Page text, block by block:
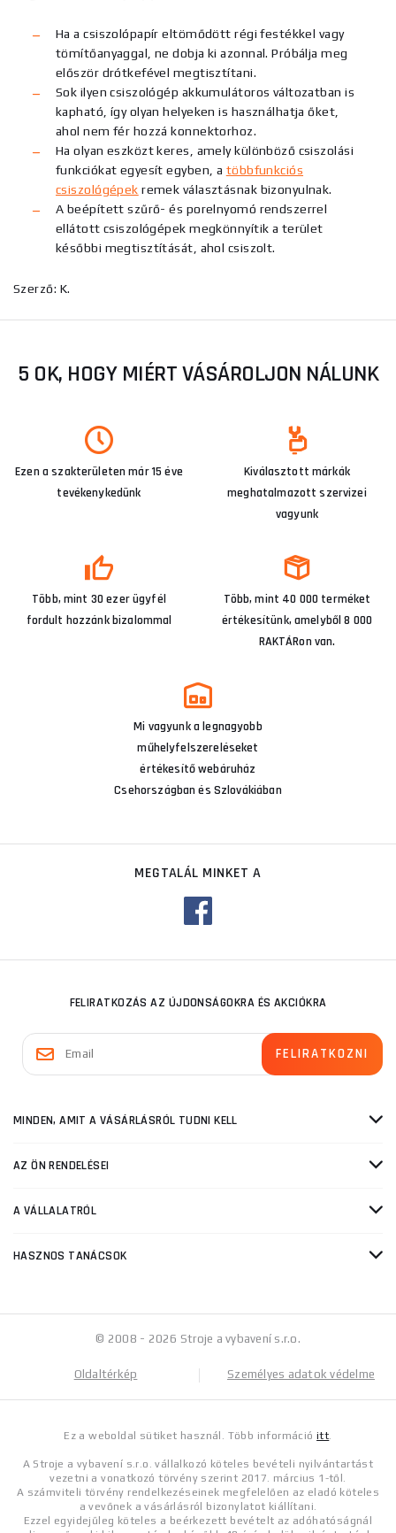
Ha a csiszolópapír eltömődött régi festékkel vagy
tömítőanyaggal, ne dobja ki azonnal. Próbálja meg
először drótkefével megtisztítani.
Sok ilyen csiszológép akkumulátoros változatban is
kapható, így olyan helyeken is használhatja őket,
ahol nem fér hozzá konnektorhoz.
Ha olyan eszközt keres, amely különböző csiszolási
funkciókat egyesít egyben, a többfunkciós
csiszológépek remek választásnak bizonyulnak.
A beépített szűrő- és porelnyomó rendszerrel
ellátott csiszológépek megkönnyítik a terület
későbbi megtisztítását, ahol csiszolt.
Szerző: K.
5 OK, HOGY MIÉRT VÁSÁROLJON NÁLUNK
Ezen a szakterületen már 15 éve
tevékenykedünk
Kiválasztott márkák
meghatalmazott szervizei
vagyunk
Több, mint 30 ezer ügyfél
fordult hozzánk bizalommal
Több, mint 40 000 terméket
értékesítünk, amelyből 8 000
RAKTÁRon van.
Mi vagyunk a legnagyobb
műhelyfelszereléseket
értékesítő webáruház
Csehországban és Szlovákiában
MEGTALÁL MINKET A
FELIRATKOZÁS AZ ÚJDONSÁGOKRA ÉS AKCIÓKRA
MINDEN, AMIT A VÁSÁRLÁSRÓL TUDNI KELL
AZ ÖN RENDELÉSEI
A VÁLLALATRÓL
HASZNOS TANÁCSOK
© 2008 - 2026 Stroje a vybavení s.r.o.
Oldaltérkép Személyes adatok védelme
Ez a weboldal sütiket használ. Több információitt.
A Stroje a vybavení s.r.o. vállalkozó köteles bevételi nyilvántartást
vezetni a vonatkozó törvény szerint 2017. március 1-től.
A számviteli törvény rendelkezéseinek megfelelően az eladó köteles
a vevőnek a vásárlásról bizonylatot kiállítani.
Ezzel egyidejűleg köteles a beérkezett bevételt az adóhatóságnál